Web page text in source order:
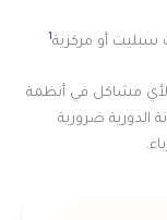
سبليت أو مركزية1
حلولًا لأي مشاكل في أنظمة
الدورية ضرورية